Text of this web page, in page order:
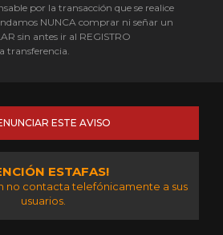
por la transacción que se realice
NUNCA comprar ni señar un
sin antes ir al REGISTRO
transferencia.
ESTE AVISO
ESTAFAS!
no contacta telefónicamente a sus
usuarios.